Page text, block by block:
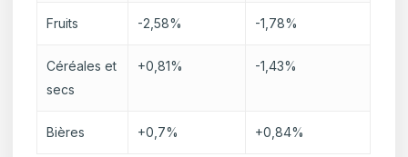
Fruits -2,58% -1,78%
Céréales et
secs
+0,81% -1,43%
Bières +0,7% +0,84%